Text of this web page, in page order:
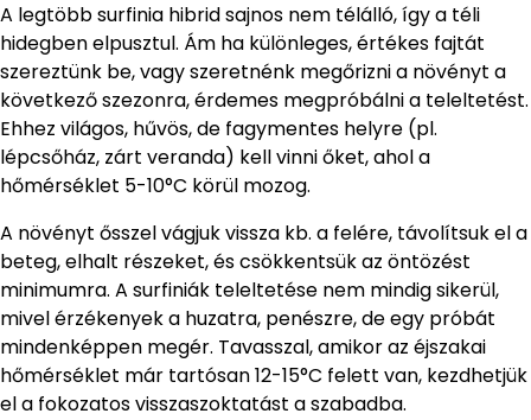
A legtöbb surfinia hibrid sajnos nem télálló, így a téli
hidegben elpusztul. Ám ha különleges, értékes fajtát
szereztünk be, vagy szeretnénk megőrizni a növényt a
következő szezonra, érdemes megpróbálni a teleltetést.
Ehhez világos, hűvös, de fagymentes helyre (pl.
lépcsőház, zárt veranda) kell vinni őket, ahol a
hőmérséklet 5-10°C körül mozog.
A növényt ősszel vágjuk vissza kb. a felére, távolítsuk el a
beteg, elhalt részeket, és csökkentsük az öntözést
minimumra. A surfiniák teleltetése nem mindig sikerül,
mivel érzékenyek a huzatra, penészre, de egy próbát
mindenképpen megér. Tavasszal, amikor az éjszakai
hőmérséklet már tartósan 12-15°C felett van, kezdhetjük
el a fokozatos visszaszoktatást a szabadba.